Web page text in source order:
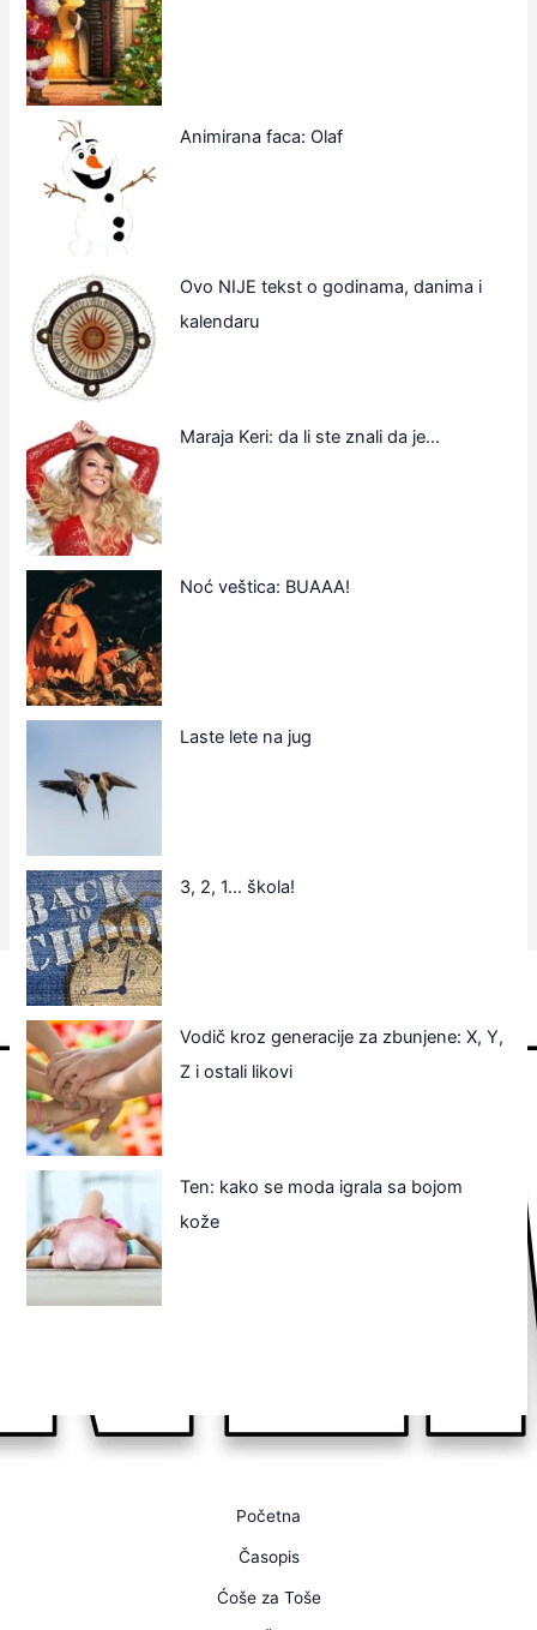
Animirana faca: Olaf
Ovo NIJE tekst o godinama, danima i
kalendaru
Maraja Keri: da li ste znali da je…
Noć veštica: BUAAA!
Laste lete na jug
3, 2, 1… škola!
Vodič kroz generacije za zbunjene: X, Y,
Z i ostali likovi
Ten: kako se moda igrala sa bojom
kože
Početna
Časopis
Ćoše za Toše